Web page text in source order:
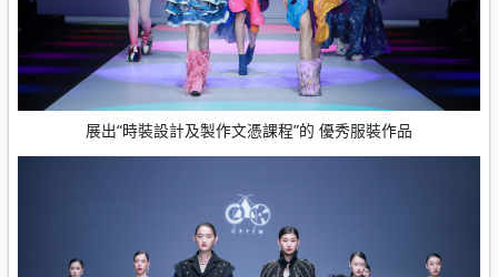
展出“時裝設計及製作文憑課程”的 優秀服裝作品